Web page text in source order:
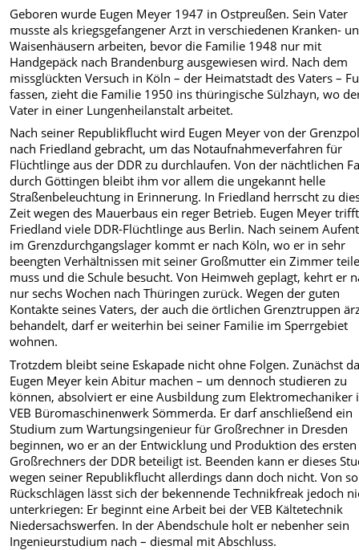
Geboren wurde Eugen Meyer 1947 in Ostpreußen. Sein Vater
musste als kriegsgefangener Arzt in verschiedenen Kranken-
Waisenhäusern arbeiten, bevor die Familie 1948 nur mit
Handgepäck nach Brandenburg ausgewiesen wird. Nach dem
missglückten Versuch in Köln – der Heimatstadt des Vaters –
fassen, zieht die Familie 1950 ins thüringische Sülzhayn, wo
Vater in einer Lungenheilanstalt arbeitet.
Nach seiner Republikflucht wird Eugen Meyer von der
nach Friedland gebracht, um das Notaufnahmeverfahren für
Flüchtlinge aus der DDR zu durchlaufen. Von der nächtlichen
durch Göttingen bleibt ihm vor allem die ungekannt helle
Straßenbeleuchtung in Erinnerung. In Friedland herrscht zu
Zeit wegen des Mauerbaus ein reger Betrieb. Eugen Meyer
Friedland viele DDR-Flüchtlinge aus Berlin. Nach seinem
im Grenzdurchgangslager kommt er nach Köln, wo er in sehr
beengten Verhältnissen mit seiner Großmutter ein Zimmer
muss und die Schule besucht. Von Heimweh geplagt, kehrt er
nur sechs Wochen nach Thüringen zurück. Wegen der guten
Kontakte seines Vaters, der auch die örtlichen Grenztruppen
behandelt, darf er weiterhin bei seiner Familie im Sperrgebiet
wohnen.
Trotzdem bleibt seine Eskapade nicht ohne Folgen. Zunächst
Eugen Meyer kein Abitur machen – um dennoch studieren zu
können, absolviert er eine Ausbildung zum Elektromechaniker
VEB Büromaschinenwerk Sömmerda. Er darf anschließend ein
Studium zum Wartungsingenieur für Großrechner in Dresden
beginnen, wo er an der Entwicklung und Produktion des ersten
Großrechners der DDR beteiligt ist. Beenden kann er dieses
wegen seiner Republikflucht allerdings dann doch nicht. Von
Rückschlägen lässt sich der bekennende Technikfreak jedoch
unterkriegen: Er beginnt eine Arbeit bei der VEB Kältetechnik
Niedersachswerfen. In der Abendschule holt er nebenher sein
Ingenieurstudium nach – diesmal mit Abschluss.